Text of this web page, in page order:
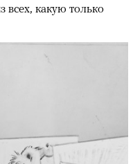
какую только